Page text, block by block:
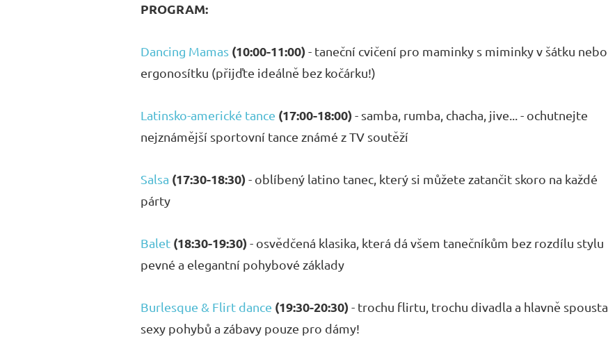
PROGRAM:
Dancing Mamas (10:00-11:00)- taneční cvičení pro maminky s miminky v šátku nebo
ergonosítku (přijďte ideálně bez kočárku!)
Latinsko-americké tance (17:00-18:00)- samba, rumba, chacha, jive... - ochutnejte
nejznámější sportovní tance známé z TV soutěží
Salsa (17:30-18:30)- oblíbený latino tanec, který si můžete zatančit skoro na každé
párty
Balet (18:30-19:30)- osvědčená klasika, která dá všem tanečníkům bez rozdílu stylu
pevné a elegantní pohybové základy
Burlesque & Flirt dance (19:30-20:30)- trochu flirtu, trochu divadla a hlavně spousta
sexy pohybů a zábavy pouze pro dámy!